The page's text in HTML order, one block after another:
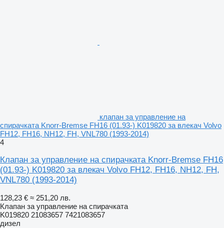
клапан за управление на
спирачката Knorr-Bremse FH16 (01.93-) K019820 за влекач Volvo
FH12, FH16, NH12, FH, VNL780 (1993-2014)
4
Клапан за управление на спирачката Knorr-Bremse FH16
(01.93-) K019820 за влекач Volvo FH12, FH16, NH12, FH,
VNL780 (1993-2014)
128,23 € ≈ 251,20 лв.
Клапан за управление на спирачката
K019820 21083657 7421083657
дизел